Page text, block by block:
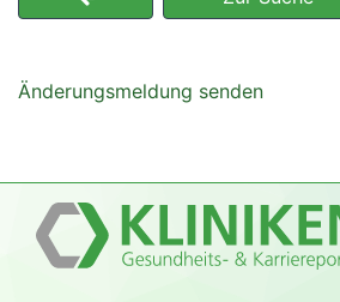
Änderungsmeldung senden